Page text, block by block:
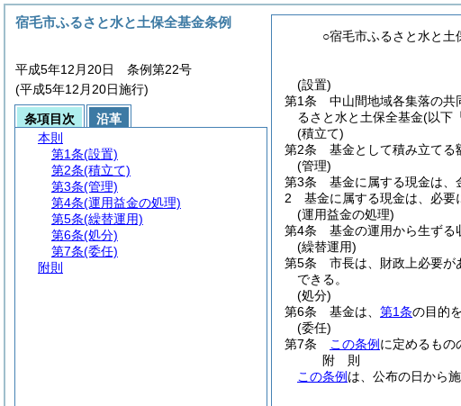
○宿毛市ふるさと水と土
(設置)
第1条
中山間地域各集落の共
るさと水と土保全基金(以下
(積立て)
第2条
基金として積み立てる
(管理)
第3条
基金に属する現金は、
2
基金に属する現金は、必要
(運用益金の処理)
第4条
基金の運用から生ずる
(繰替運用)
第5条
市長は、財政上必要が
できる。
(処分)
第6条
基金は、 第1条の目的
(委任)
第7条
この条例 に定めるもの
附 則
この条例 は、公布の日から施
宿毛市ふるさと水と土保全基金条例
平成5年12月20日 条例第22号
(平成5年12月20日施行)
条項目次
沿革
本則
第1条(設置)
第2条(積立て)
第3条(管理)
第4条(運用益金の処理)
第5条(繰替運用)
第6条(処分)
第7条(委任)
附則